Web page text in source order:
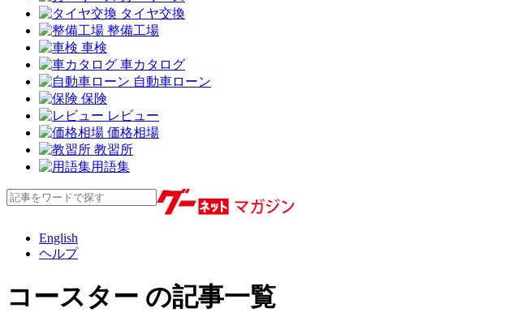
タイヤ交換
整備工場
車検
車カタログ
自動車ローン
保険
レビュー
価格相場
教習所
用語集
English
ヘルプ
コースター の記事一覧